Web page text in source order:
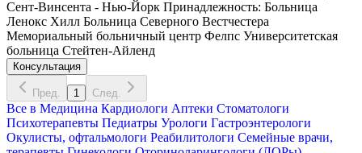
Сент-Винсента - Нью-Йорк Принадлежность: Больница
Ленокс Хилл Больница Северного Вестчестера
Мемориальный больничный центр Фелпс Университетская
больница Стейтен-Айленд
Консультация
Пред. 1 След.
Все в Медицина Кардиологи Аптеки Стоматологи
Психотерапевты Педиатры Урологи Гастроэнтерологи
Окулисты, офтальмологи Реабилитологи Семейные врачи,